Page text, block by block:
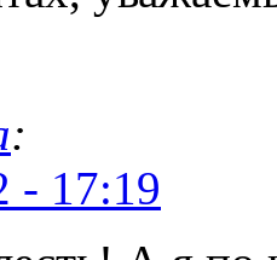
:
- 17:19